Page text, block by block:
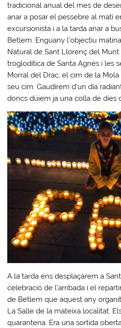
tradicional anual del mes de
anar a posar el pessebre al matí
excursionista i a la tarda anar a
Betlem. Enguany l’objectiu
Natural de Sant Llorenç del
troglodítica de Santa Agnès i les
Morral del Drac, el cim de la
seu cim. Gaudírem d’un dia
doncs dúiem ja una colla de dies
A la tarda ens desplaçàrem a
celebració de l’arribada i el
de Betlem que aquest any
La Salle de la mateixa localitat.
quarantena. Era una sortida